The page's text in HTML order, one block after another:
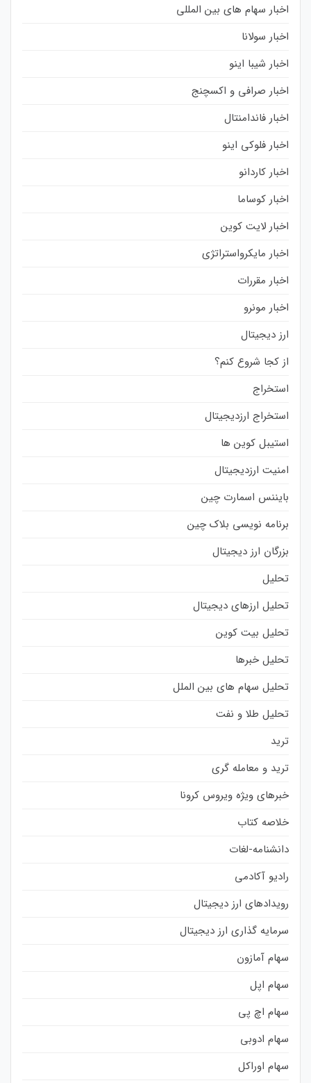
اخبار سهام های بین المللی
اخبار سولانا
اخبار شیبا اینو
اخبار صرافی و اکسچنج
اخبار فاندامنتال
اخبار فلوکی اینو
اخبار کاردانو
اخبار کوساما
اخبار لایت کوین
اخبار مایکرواستراتژی
اخبار مقررات
اخبار مونرو
ارز دیجیتال
از کجا شروع کنم؟
استخراج
استخراج ارزدیجیتال
استیبل کوین ها
امنیت ارزدیجیتال
بایننس اسمارت چین
برنامه نویسی بلاک چین
بزرگان ارز دیجیتال
تحلیل
تحلیل ارزهای دیجیتال
تحلیل بیت کوین
تحلیل خبرها
تحلیل سهام های بین الملل
تحلیل طلا و نفت
ترید
ترید و معامله گری
خبرهای ویژه ویروس کرونا
خلاصه کتاب
دانشنامه-لغات
رادیو آکادمی
رویدادهای ارز دیجیتال
سرمایه گذاری ارز دیجیتال
سهام آمازون
سهام اپل
سهام اچ پی
سهام ادوبی
سهام اوراکل